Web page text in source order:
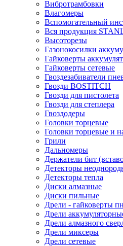
Вибротрамбовки
Влагомеры
Вспомогательный
Вся продукция
Высоторезы
Газонокосилки
Гайковерты
Гайковерты сетевые
Гвоздезабиватели
Гвозди BOSTITCH
Гвозди для пистолета
Гвозди для степлера
Гвоздодеры
Головки торцевые
Головки торцевые и
Грили
Дальномеры
Держатели бит
Детекторы
Детекторы тепла
Диски алмазные
Диски пильные
Дрели - гайковерты
Дрели
Дрели алмазного
Дрели миксеры
Дрели сетевые